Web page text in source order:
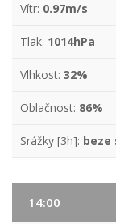
Vítr: 0.97m/s
Tlak: 1014hPa
Vlhkost: 32%
Oblačnost: 86%
Srážky [3h]: beze
14:00